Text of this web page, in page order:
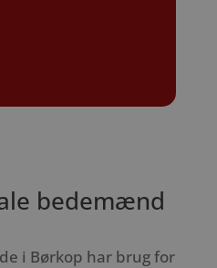
bedemænd
i Børkop har brug for